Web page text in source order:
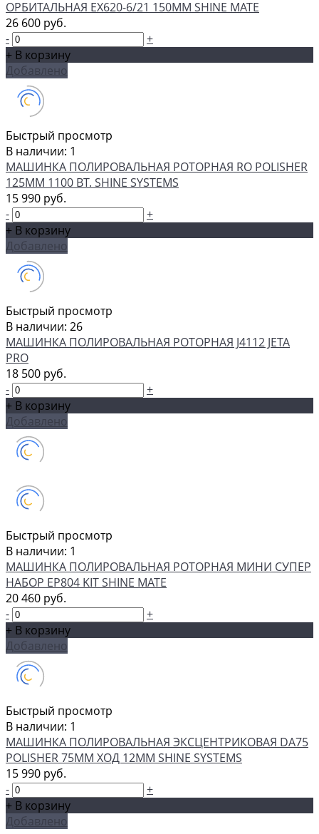
ОРБИТАЛЬНАЯ EX620-6/21 150ММ SHINE MATE
26 600 руб.
-
+
+ В корзину
Добавлено
Быстрый просмотр
В наличии: 1
МАШИНКА ПОЛИРОВАЛЬНАЯ РОТОРНАЯ RO POLISHER
125ММ 1100 ВТ. SHINE SYSTEMS
15 990 руб.
-
+
+ В корзину
Добавлено
Быстрый просмотр
В наличии: 26
МАШИНКА ПОЛИРОВАЛЬНАЯ РОТОРНАЯ J4112 JETA
PRO
18 500 руб.
-
+
+ В корзину
Добавлено
Быстрый просмотр
В наличии: 1
МАШИНКА ПОЛИРОВАЛЬНАЯ РОТОРНАЯ МИНИ СУПЕР
НАБОР EP804 KIT SHINE MATE
20 460 руб.
-
+
+ В корзину
Добавлено
Быстрый просмотр
В наличии: 1
МАШИНКА ПОЛИРОВАЛЬНАЯ ЭКСЦЕНТРИКОВАЯ DA75
POLISHER 75ММ ХОД 12ММ SHINE SYSTEMS
15 990 руб.
-
+
+ В корзину
Добавлено